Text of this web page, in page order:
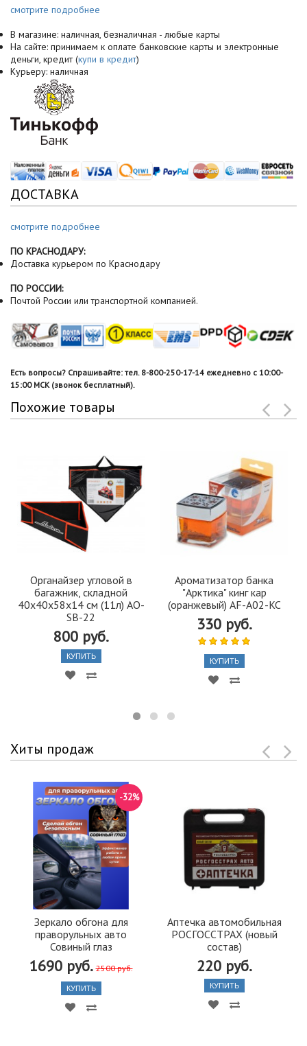
смотрите подробнее
В магазине: наличная, безналичная - любые карты
На сайте: принимаем к оплате банковские карты и электронные
деньги, кредит (купи в кредит)
Курьеру: наличная
ДОСТАВКА
смотрите подробнее
ПО КРАСНОДАРУ:
Доставка курьером по Краснодару
ПО РОССИИ:
Почтой России или транспортной компанией.
Есть вопросы? Спрашивайте: тел. 8-800-250-17-14 ежедневно с 10:00-
15:00 МСК (звонок бесплатный).
Похожие товары
Органайзер угловой в
багажник, складной
40х40х58х14 см (11л) АО-
SB-22
800 руб.
КУПИТЬ
Ароматизатор банка
"Арктика" кинг кар
(оранжевый) AF-A02-KC
330 руб.
КУПИТЬ
Хиты продаж
Зеркало обгона для
праворульных авто
Совиный глаз
1690 руб. 2500 руб.
-32%
КУПИТЬ
Аптечка автомобильная
РОСГОССТРАХ (новый
состав)
220 руб.
КУПИТЬ